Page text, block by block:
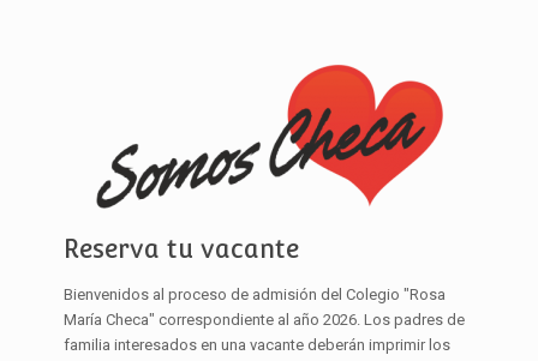
Reserva tu vacante
Bienvenidos al proceso de admisión del Colegio "Rosa
María Checa" correspondiente al año 2026. Los padres de
familia interesados en una vacante deberán imprimir los